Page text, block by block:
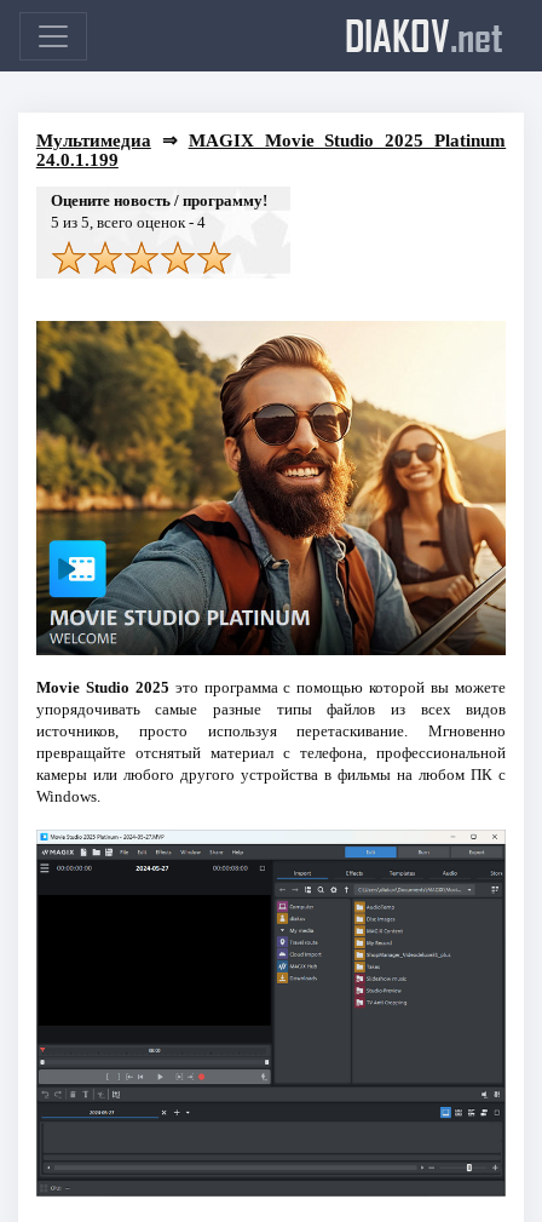
DIAKOV.net
Мультимедиа ⇒ MAGIX Movie Studio 2025 Platinum
24.0.1.199
Оцените новость / программу!
5 из 5, всего оценок - 4
Movie Studio 2025 это программа с помощью которой вы можете
упорядочивать самые разные типы файлов из всех видов
источников, просто используя перетаскивание. Мгновенно
превращайте отснятый материал с телефона, профессиональной
камеры или любого другого устройства в фильмы на любом ПК с
Windows.